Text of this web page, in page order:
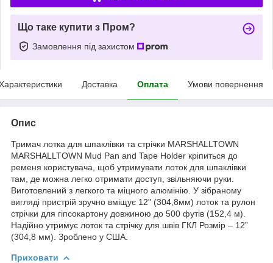
Що таке купити з Пром?
Замовлення під захистом
Доставка Оплата Умови повернення
Опис
Тримач лотка для шпаклівки та стрічки MARSHALLTOWN
MARSHALLTOWN Mud Pan and Tape Holder кріпиться до
ременя користувача, щоб утримувати лоток для шпаклівки
там, де можна легко отримати доступ, звільняючи руки.
Виготовлений з легкого та міцного алюмінію. У зібраному
вигляді пристрій зручно вміщує 12" (304,8мм) лоток та рулон
стрічки для гіпсокартону довжиною до 500 футів (152,4 м).
Надійно утримує лоток та стрічку для швів ГКЛ Розмір – 12”
(304,8 мм). Зроблено у США.
Приховати